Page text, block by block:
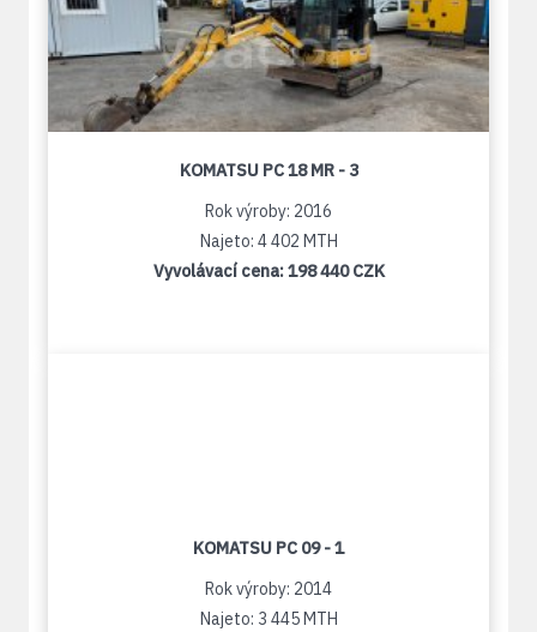
KOMATSU PC 18 MR - 3
Rok výroby: 2016
Najeto: 4 402 MTH
Vyvolávací cena:198 440 CZK
KOMATSU PC 09 - 1
Rok výroby: 2014
Najeto: 3 445 MTH